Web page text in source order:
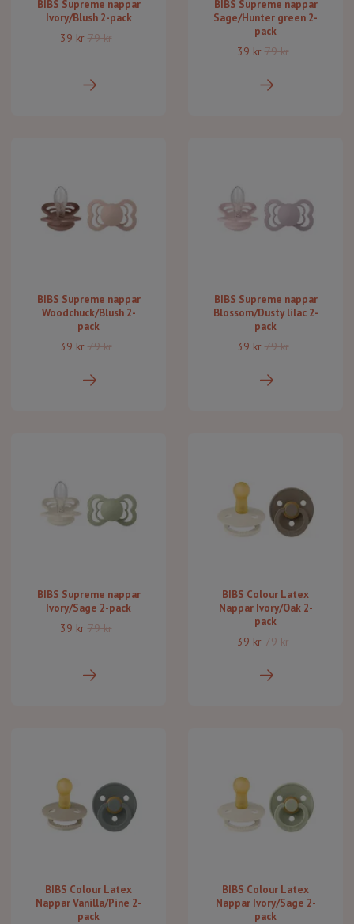
BIBS Supreme nappar
Ivory/Blush 2-pack
39 kr 79 kr
BIBS Supreme nappar
Sage/Hunter green 2-
pack
39 kr 79 kr
BIBS Supreme nappar
Woodchuck/Blush 2-
pack
39 kr 79 kr
BIBS Supreme nappar
Blossom/Dusty lilac 2-
pack
39 kr 79 kr
BIBS Supreme nappar
Ivory/Sage 2-pack
39 kr 79 kr
BIBS Colour Latex
Nappar Ivory/Oak 2-
pack
39 kr 79 kr
BIBS Colour Latex
Nappar Vanilla/Pine 2-
pack
BIBS Colour Latex
Nappar Ivory/Sage 2-
pack